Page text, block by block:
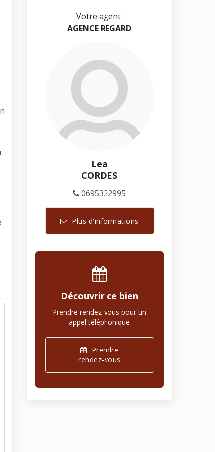
Votre agent
AGENCE REGARD
Lea
CORDES
0695332995
Plus d'informations
Découvrir ce bien
Prendre rendez-vous pour un
appel téléphonique
Prendre
rendez-vous